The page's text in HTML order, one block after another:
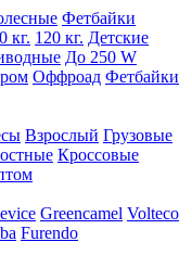
Фетбайки
кг. 120 кг. Детские
До 250 W
Оффроад Фетбайки
Взрослый Грузовые
Кроссовые
Greencamel Volteco
Furendo